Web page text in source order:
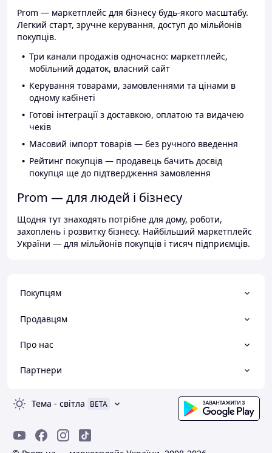
Prom — маркетплейс для бізнесу будь-якого масштабу.
Легкий старт, зручне керування, доступ до мільйонів
покупців.
Три канали продажів одночасно: маркетплейс,
мобільний додаток, власний сайт
Керування товарами, замовленнями та цінами в
одному кабінеті
Готові інтеграції з доставкою, оплатою та видачею
чеків
Масовий імпорт товарів — без ручного введення
Рейтинг покупців — продавець бачить досвід
покупця ще до підтвердження замовлення
Prom — для людей і бізнесу
Щодня тут знаходять потрібне для дому, роботи,
захоплень і розвитку бізнесу. Найбільший маркетплейс
України — для мільйонів покупців і тисяч підприємців.
Покупцям
Продавцям
Про нас
Партнери
Тема - світла BETA